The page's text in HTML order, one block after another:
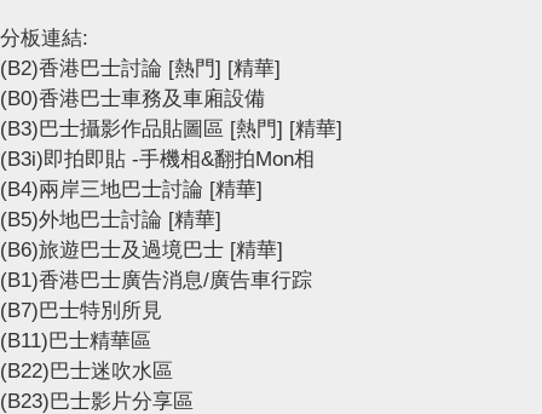
分板連結:
(B2)香港巴士討論 [熱門] [精華]
(B0)香港巴士車務及車廂設備
(B3)巴士攝影作品貼圖區 [熱門] [精華]
(B3i)即拍即貼 -手機相&翻拍Mon相
(B4)兩岸三地巴士討論 [精華]
(B5)外地巴士討論 [精華]
(B6)旅遊巴士及過境巴士 [精華]
(B1)香港巴士廣告消息/廣告車行踪
(B7)巴士特別所見
(B11)巴士精華區
(B22)巴士迷吹水區
(B23)巴士影片分享區